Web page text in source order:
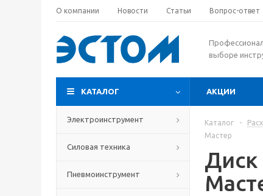
О компании Новости Статьи Вопрос-ответ
выборе
КАТАЛОГ АКЦИИ
Электроинструмент
Силовая техника
Пневмоинструмент
Каталог -
Мастер
Диск